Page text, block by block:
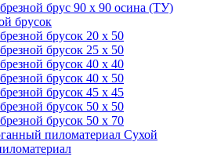
брус 90 х 90 осина (ТУ)
брусок
брусок 20 х 50
брусок 25 х 50
брусок 40 х 40
брусок 40 х 50
брусок 45 х 45
брусок 50 х 50
брусок 50 х 70
Сухой